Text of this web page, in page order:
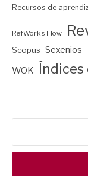
Recursos de
RefWorks Flow
Scopus Sexenios
WOK